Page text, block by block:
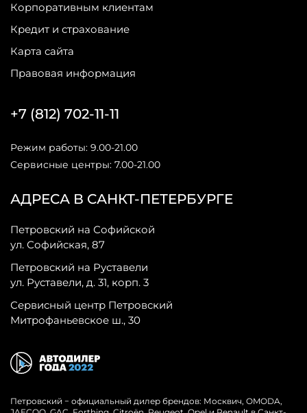
Корпоративным клиентам
Кредит и страхование
Карта сайта
Правовая информация
АДРЕСА В САНКТ-ПЕТЕРБУРГЕ
Петровский на Софийской
ул. Софийская, 87
Петровский на Руставели
ул. Руставели, д. 31, корп. 3
Сервисный центр Петровский
Митрофаньевское ш., 30
+7 (812) 702-11-11
Режим работы: 9.00-21.00
Сервисные центры: 7.00-21.00
Петровский − официальный дилер брендов: Москвич, OMODA,